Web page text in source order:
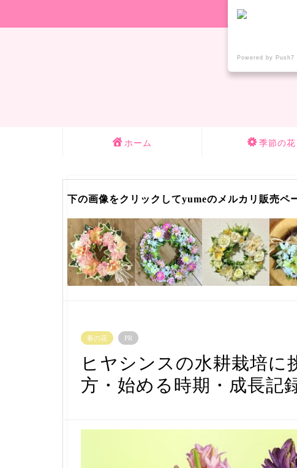
ホーム 季節の花
下の画像をクリックしてyumeのメルカリ販売ペ
春の花 PR
ヒヤシンスの水耕栽培に
方・始める時期・成長記
Powered by Push7